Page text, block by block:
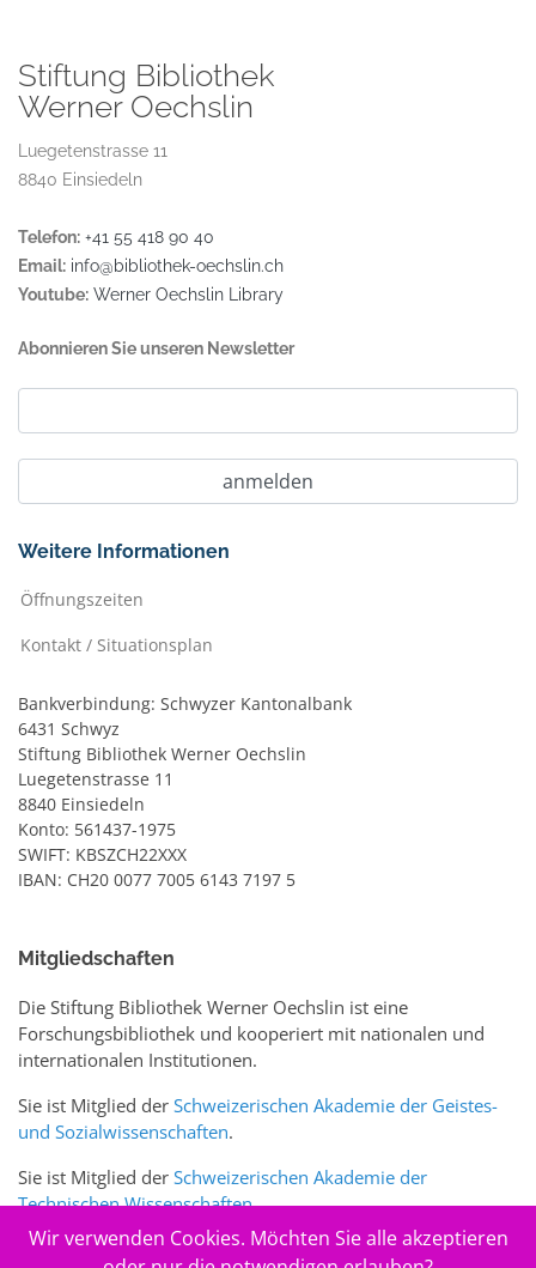
Stiftung Bibliothek
Werner Oechslin
Luegetenstrasse 11
8840 Einsiedeln
Telefon: +41 55 418 90 40
Email: info@bibliothek-oechslin.ch
Youtube: Werner Oechslin Library
Abonnieren Sie unseren Newsletter
Weitere Informationen
Öffnungszeiten
Kontakt / Situationsplan
Bankverbindung: Schwyzer Kantonalbank
6431 Schwyz
Stiftung Bibliothek Werner Oechslin
Luegetenstrasse 11
8840 Einsiedeln
Konto: 561437-1975
SWIFT: KBSZCH22XXX
IBAN: CH20 0077 7005 6143 7197 5
Mitgliedschaften
Die Stiftung Bibliothek Werner Oechslin ist eine
Forschungsbibliothek und kooperiert mit nationalen und
internationalen Institutionen.
Sie ist Mitglied der Schweizerischen Akademie der Geistes-
und Sozialwissenschaften.
Sie ist Mitglied der Schweizerischen Akademie der
Technischen Wissenschaften.
Sie ist zudem Mitglied des Schweizer Portalswww.sciences-
Wir verwenden Cookies. Möchten Sie alle akzeptieren